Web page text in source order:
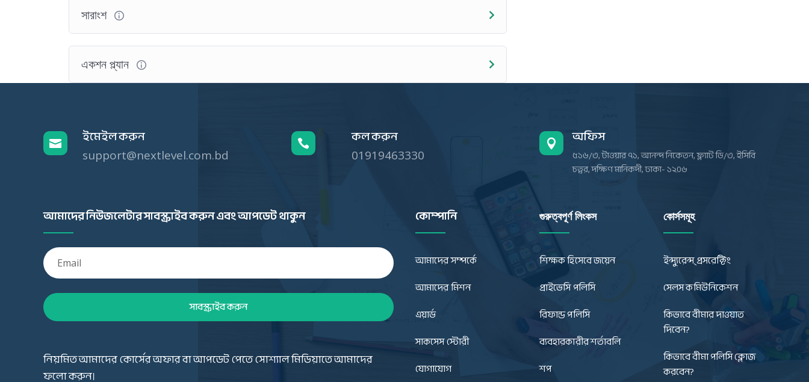
সারাংশ
একশন প্ল্যান
 ইমেইল করুন
support@nextlevel.com.bd
 কল করুন
01919463330
 অফিস
৫১৬/৩, টাওয়ার ৭১, আনন্দ নিকেতন, ফ্ল্যাট ডি/৩, ইসিবি
চত্বর, দক্ষিণ মানিকদী, ঢাকা- ১২০৬
আমাদের নিউজলেটার সাবস্ক্রাইব করুন এবং আপডেট থাকুন
সাবস্ক্রাইব করুন
নিয়মিত আমাদের কোর্সের অফার বা আপডেট পেতে সোশ্যাল মিডিয়াতে আমাদের
ফলো করুন।
কোম্পানি
আমাদের সম্পর্কে
আমাদের মিশন
এয়ার্ড
সাকসেস স্টোরী
যোগাযোগ
গুরুত্বপূর্ণ লিংকস
শিক্ষক হিসেবে জয়েন
প্রাইভেসি পলিসি
রিফান্ড পলিসি
ব্যবহারকারীর শর্তাবলি
শপ
কোর্সসমূহ
ইন্স্যুরেন্স্ প্রসরেক্টিং
সেলস কমিউনিকেশন
কিভাবে বীমার দাওয়াত
দিবেন?
কিভাবে বীমা পলিসি ক্লোজ
করবেন?